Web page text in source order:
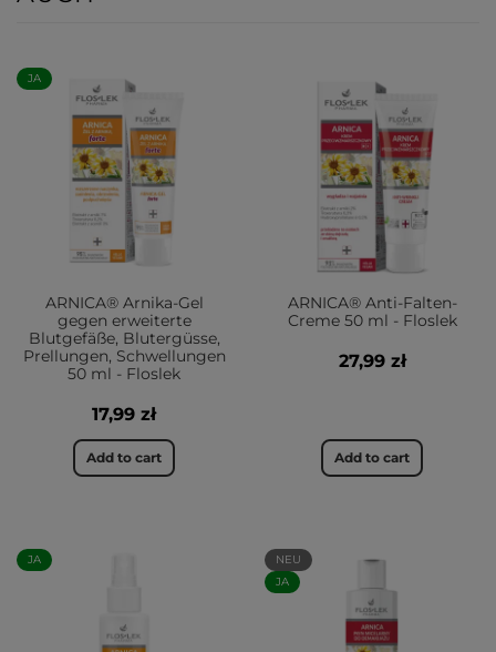
JA
ARNICA® Arnika-Gel
gegen erweiterte
Blutgefäße, Blutergüsse,
Prellungen, Schwellungen
50 ml - Floslek
17,99 zł
Add to cart
ARNICA® Anti-Falten-
Creme 50 ml - Floslek
27,99 zł
Add to cart
JA
NEU
JA